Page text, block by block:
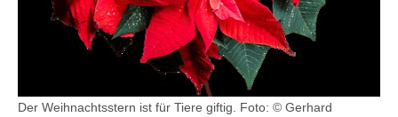
Der Weihnachtsstern ist für Tiere giftig. Foto: © Gerhard